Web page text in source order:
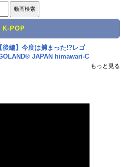
K-POP
後編】今度は捕まった!?レゴ
JAPAN himawari-C
もっと見る